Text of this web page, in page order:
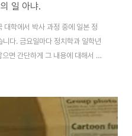
일 아냐.
대학에서 박사 과정 중에 일본 정
다. 금요일마다 정치학과 일학년
면 간단하게 그 내용에 대해서 논
포스팅도 참조해 보세요. 영국 대
카데미 외국어 부분을 수상한 작
지였습니다. 보통 수업 전에 그날 볼
용이라도 파악해서 가는데, 이번 주